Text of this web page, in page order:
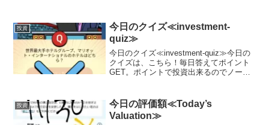
えていれば、少なからず長期投資を始め
る...
投資
今日のクイズ≪investment-
quiz≫
今日のクイズ≪investment-quiz≫今日の
クイズは、こちら！毎日答えてポイント
GET。ポイントで投資出来るのでノーリ
可能！Play to Earn型クイズ...
投資
今日の評価額≪Today’s
Valuation≫